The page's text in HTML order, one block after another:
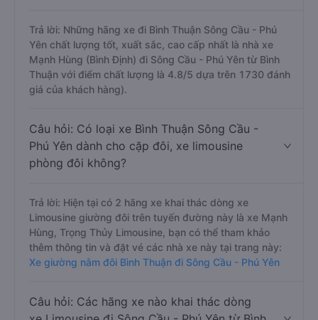
từ Bình Thuận nào có chất lượng tốt, xuất
sắc, cao cấp nhất?
Trả lời: Những hãng xe đi Bình Thuận Sông Cầu - Phú
Yên chất lượng tốt, xuất sắc, cao cấp nhất là nhà xe
Thuận với điểm chất lượng là 4.8/5 dựa trên 1730 đánh
giá của khách hàng).
Phú Yên dành cho cặp đôi, xe limousine
phòng đôi không?
Trả lời: Hiện tại có 2 hãng xe khai thác dòng xe
Limousine giường đôi trên tuyến đường này là xe Mạnh
thêm thông tin và đặt vé các nhà xe này tại trang này:
Xe giường nằm đôi Bình Thuận đi Sông Cầu - Phú Yên